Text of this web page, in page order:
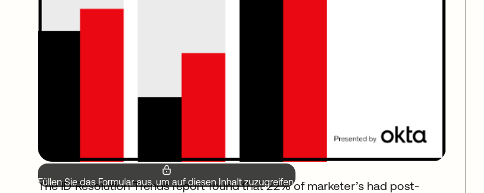
Füllen Sie das Formular aus, um auf diesen Inhalt zuzugreifen.
The ID Resolution Trends report found that 22% of marketer’s had post-